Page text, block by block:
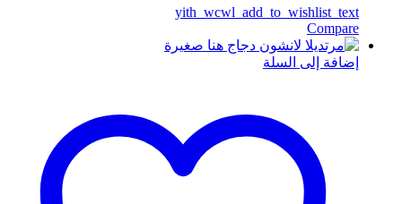
yith_wcwl_add_to_wishlist_text
Compare
إضافة إلى السلة